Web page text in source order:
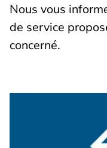
Nous vous
de service
concerné.